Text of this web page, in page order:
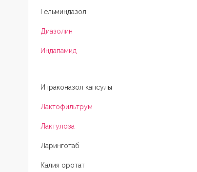
Гельминдазол
Диазолин
Индапамид
Итраконазол капсулы
Лактофильтрум
Лактулоза
Ларинготаб
Калия оротат